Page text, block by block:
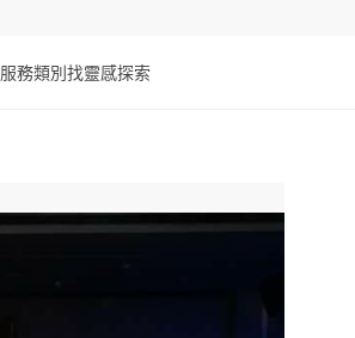
服務類別 找靈感探索